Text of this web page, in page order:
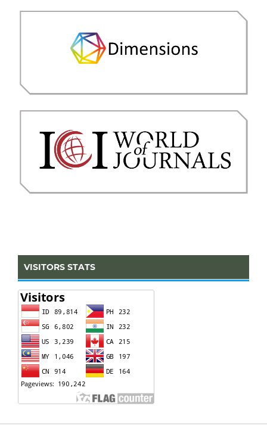
VISITORS STATS